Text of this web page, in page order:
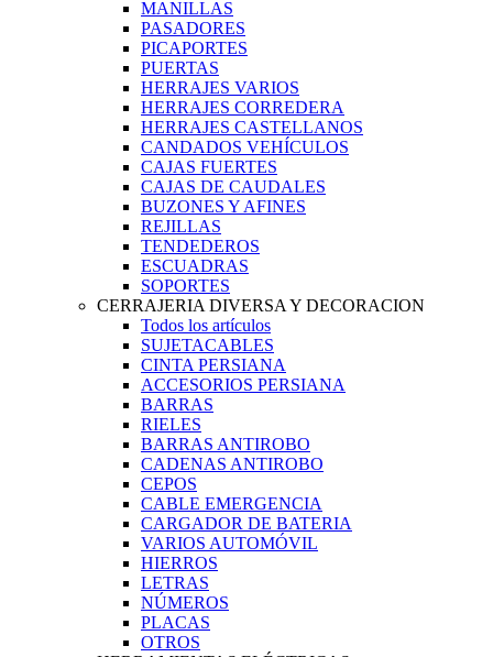
MANILLAS
PASADORES
PICAPORTES
PUERTAS
HERRAJES VARIOS
HERRAJES CORREDERA
HERRAJES CASTELLANOS
CANDADOS VEHÍCULOS
CAJAS FUERTES
CAJAS DE CAUDALES
BUZONES Y AFINES
REJILLAS
TENDEDEROS
ESCUADRAS
SOPORTES
CERRAJERIA DIVERSA Y DECORACION
Todos los artículos
SUJETACABLES
CINTA PERSIANA
ACCESORIOS PERSIANA
BARRAS
RIELES
BARRAS ANTIROBO
CADENAS ANTIROBO
CEPOS
CABLE EMERGENCIA
CARGADOR DE BATERIA
VARIOS AUTOMÓVIL
HIERROS
LETRAS
NÚMEROS
PLACAS
OTROS